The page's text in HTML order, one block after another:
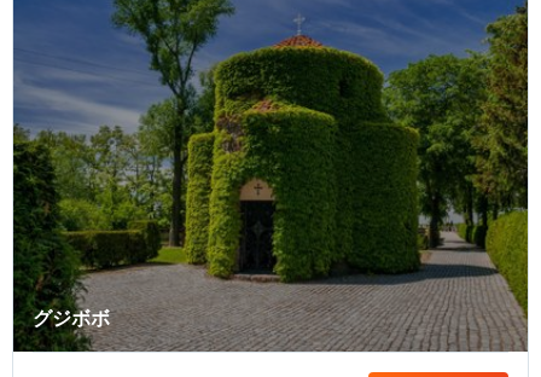
グジボボ